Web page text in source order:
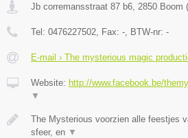
Jb corremansstraat 87 b6 2850 Boom (
Tel: 0476227502 , Fax: - , BTW-nr: -
E-mail › The mysterious magic
Website: http://www.facebook.be/
▼
The Mysterious voorzien alle feestjes
sfeer, en ▼